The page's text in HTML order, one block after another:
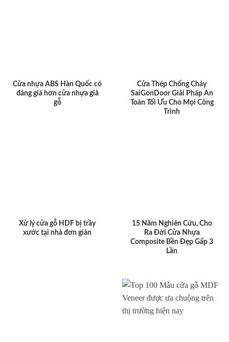
Cửa nhựa ABS Hàn Quốc có
đáng giá hơn cửa nhựa giả
gỗ
Cửa Thép Chống Cháy
SaiGonDoor Giải Pháp An
Toàn Tối Ưu Cho Mọi Công
Trình
Xử lý cửa gỗ HDF bị trầy
xước tại nhà đơn giản
15 Năm Nghiên Cứu, Cho
Ra Đời Cửa Nhựa
Composite Bền Đẹp Gấp 3
Lần